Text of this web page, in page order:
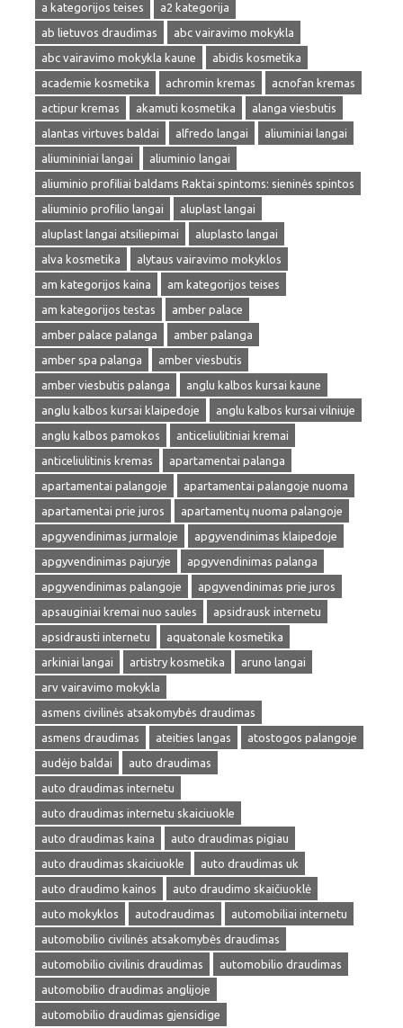
a kategorijos teises
a2 kategorija
ab lietuvos draudimas
abc vairavimo mokykla
abc vairavimo mokykla kaune
abidis kosmetika
academie kosmetika
achromin kremas
acnofan kremas
actipur kremas
akamuti kosmetika
alanga viesbutis
alantas virtuves baldai
alfredo langai
aliuminiai langai
aliumininiai langai
aliuminio langai
aliuminio profiliai baldams Raktai spintoms: sieninės spintos
aliuminio profilio langai
aluplast langai
aluplast langai atsiliepimai
aluplasto langai
alva kosmetika
alytaus vairavimo mokyklos
am kategorijos kaina
am kategorijos teises
am kategorijos testas
amber palace
amber palace palanga
amber palanga
amber spa palanga
amber viesbutis
amber viesbutis palanga
anglu kalbos kursai kaune
anglu kalbos kursai klaipedoje
anglu kalbos kursai vilniuje
anglu kalbos pamokos
anticeliulitiniai kremai
anticeliulitinis kremas
apartamentai palanga
apartamentai palangoje
apartamentai palangoje nuoma
apartamentai prie juros
apartamentų nuoma palangoje
apgyvendinimas jurmaloje
apgyvendinimas klaipedoje
apgyvendinimas pajuryje
apgyvendinimas palanga
apgyvendinimas palangoje
apgyvendinimas prie juros
apsauginiai kremai nuo saules
apsidrausk internetu
apsidrausti internetu
aquatonale kosmetika
arkiniai langai
artistry kosmetika
aruno langai
arv vairavimo mokykla
asmens civilinės atsakomybės draudimas
asmens draudimas
ateities langas
atostogos palangoje
audėjo baldai
auto draudimas
auto draudimas internetu
auto draudimas internetu skaiciuokle
auto draudimas kaina
auto draudimas pigiau
auto draudimas skaiciuokle
auto draudimas uk
auto draudimo kainos
auto draudimo skaičiuoklė
auto mokyklos
autodraudimas
automobiliai internetu
automobilio civilinės atsakomybės draudimas
automobilio civilinis draudimas
automobilio draudimas
automobilio draudimas anglijoje
automobilio draudimas gjensidige